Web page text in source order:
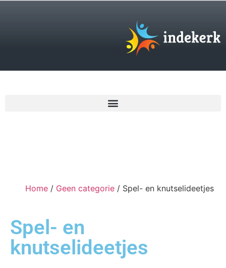
Home / Geen categorie / Spel- en knutselideetjes
Spel- en
knutselideetjes